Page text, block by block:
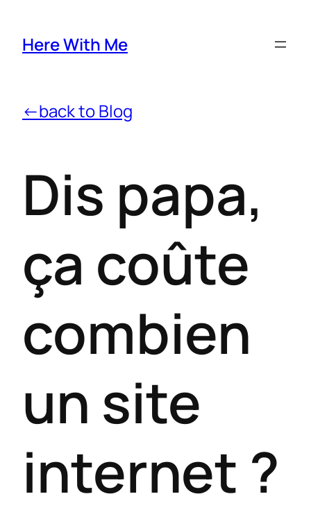
Here With Me
←back to Blog
Dis papa,
ça coûte
combien
un site
internet ?